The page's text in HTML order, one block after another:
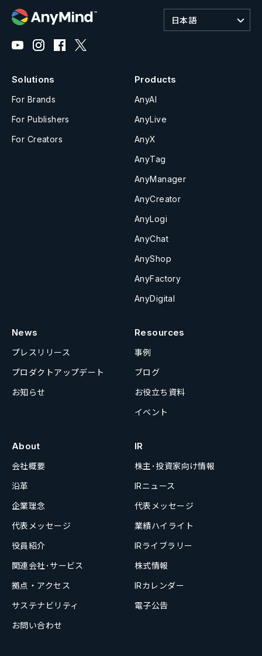
日本語
Solutions
For Brands
For Publishers
For Creators
Products
AnyAI
AnyLive
AnyX
AnyTag
AnyManager
AnyCreator
AnyLogi
AnyChat
AnyShop
AnyFactory
AnyDigital
News
プレスリリース
プロダクトアップデート
お知らせ
Resources
事例
ブログ
お役立ち資料
イベント
About
会社概要
沿革
企業理念
代表メッセージ
役員紹介
関連会社･サービス
拠点・アクセス
サステナビリティ
お問い合わせ
IR
株主･投資家向け情報
IRニュース
代表メッセージ
業績ハイライト
IRライブラリー
株式情報
IRカレンダー
電子公告